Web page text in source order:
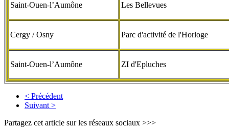
Saint-Ouen-l’Aumône Les Bellevues
Cergy / Osny Parc d'activité de l'Horloge
Saint-Ouen-l’Aumône ZI d'Epluches
< Précédent
Suivant >
Partagez cet article sur les réseaux sociaux >>>